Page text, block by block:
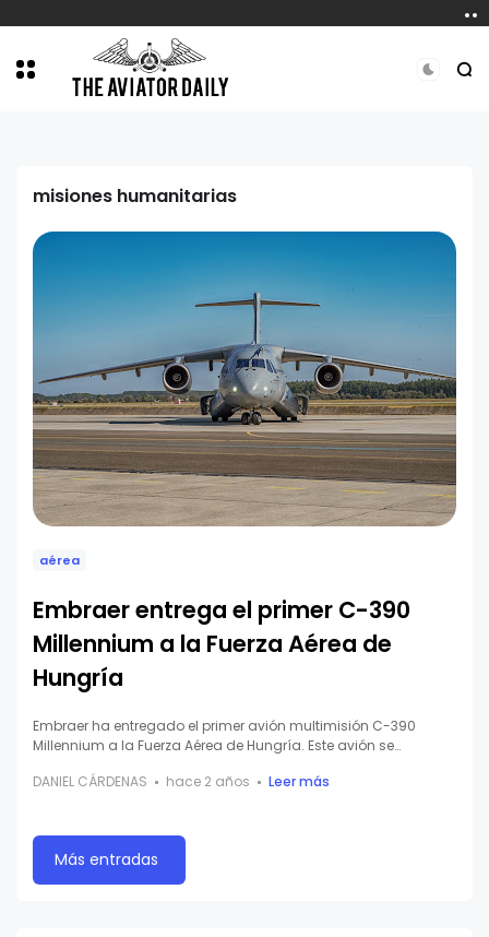
misiones humanitarias
aérea
Embraer entrega el primer C-390
Millennium a la Fuerza Aérea de
Hungría
Embraer ha entregado el primer avión multimisión C-390
Millennium a la Fuerza Aérea de Hungría. Este avión se…
DANIEL CÁRDENAS
hace 2 años Leer más
Más entradas